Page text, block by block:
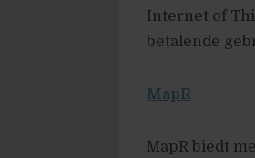
Internet of
betalende
MapR
MapR biedt